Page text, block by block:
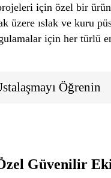
için özel bir
üzere ıslak ve kuru
için her türlü
Öğrenin
Güvenilir